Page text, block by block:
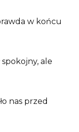
w końcu
spokojny, ale
nas przed